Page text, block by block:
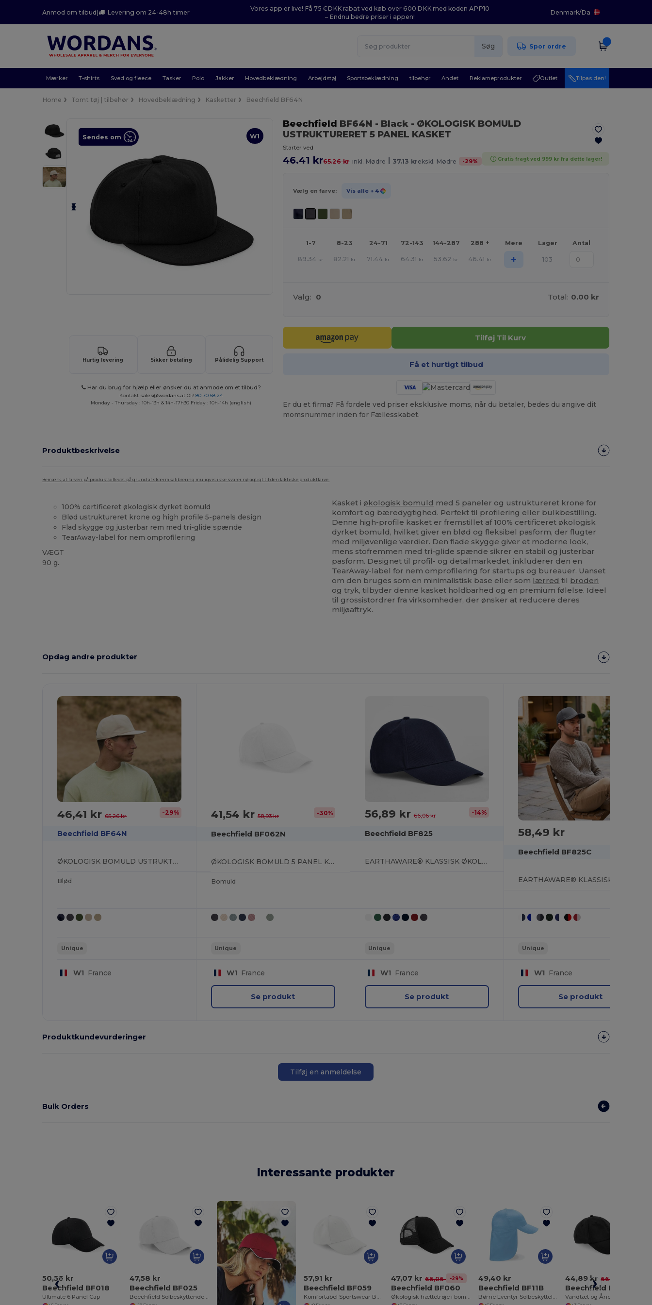
Anmod om tilbud| Levering om 24-48h timer
Vores app er live! Få 75 €DKK rabat ved køb over 600 DKK med koden APP10
– Endnu bedre priser i appen!
Denmark/Da
Søg Spor ordre
Mærker T-shirts Sved og fleece Tasker Polo Jakker Hovedbeklædning Arbejdstøj Sportsbeklædning tilbehør Andet Reklameprodukter Outlet Tilpas den!
Home Tomt tøj | tilbehør Hovedbeklædning Kasketter Beechfield BF64N
W1
Sendes om
Hurtig levering Sikker betaling Pålidelig Support
Har du brug for hjælp eller ønsker du at anmode om et tilbud?
Kontakt sales@wordans.at OR80 70 58 24
Monday - Thursday : 10h-13h & 14h-17h30 Friday : 10h-14h (english)
Beechfield BF64N - Black- ØKOLOGISK BOMULD
USTRUKTURERET 5 PANEL KASKET
Starter ved
46.41 kr65.26 kr inkl. Mødre | 37.13 krekskl. Mødre -29% Gratis fragt ved 999 kr fra dette lager!
Vælg en farve: Vis alle + 4
1-7 8-23 24-71 72-143 144-287 288 + Mere Lager Antal
89.34 kr 82.21 kr 71.44 kr 64.31 kr 53.62 kr 46.41 kr + 103
Valg: 0 Total: 0.00 kr
Tilføj Til Kurv
Få et hurtigt tilbud
Er du et firma? Få fordele ved priser eksklusive moms, når du betaler, bedes du angive dit
momsnummer inden for Fællesskabet.
Produktbeskrivelse
Bemærk, at farven på produktbilledet på grund af skærmkalibrering muligvis ikke svarer nøjagtigt til den faktiske produktfarve.
100% certificeret økologisk dyrket bomuld
Blød ustruktureret krone og high profile 5-panels design
Flad skygge og justerbar rem med tri-glide spænde
TearAway-label for nem omprofilering
VÆGT
90 g.
Kasket i økologisk bomuld med 5 paneler og ustruktureret krone for
komfort og bæredygtighed. Perfekt til profilering eller bulkbestilling.
Denne high-profile kasket er fremstillet af 100% certificeret økologisk
dyrket bomuld, hvilket giver en blød og fleksibel pasform, der flugter
med miljøvenlige værdier. Den flade skygge giver et moderne look,
mens stofremmen med tri-glide spænde sikrer en stabil og justerbar
pasform. Designet til profil- og detailmarkedet, inkluderer den en
TearAway-label for nem omprofilering for startups og bureauer. Uanset
om den bruges som en minimalistisk base eller som lærred til broderi
og tryk, tilbyder denne kasket holdbarhed og en premium følelse. Ideel
til grossistordrer fra virksomheder, der ønsker at reducere deres
miljøaftryk.
Opdag andre produkter
46,41 kr65,26 kr -29%
Beechfield BF64N
ØKOLOGISK BOMULD USTRUKTURERET 5 PANEL KASKET
Blød
Unique
W1 France
41,54 kr 58,93 kr -30%
Beechfield BF062N
ØKOLOGISK BOMULD 5 PANEL KASKET
Bomuld
Unique
W1 France
Se produkt
56,89 kr66,06 kr -14%
Beechfield BF825
EARTHAWARE® KLASSISK ØKOLOGISK BOMUL
Unique
W1 France
Se produkt
58,49 kr
Beechfield BF825C
Unique
W1 France
Se produkt
Produktkundevurderinger
Tilføj en anmeldelse
Bulk Orders
Interessante produkter
50,56 kr
Beechfield BF018
Ultimate 6 Panel Cap
47,58 kr
Beechfield BF025
Beechfield Solbeskyttende 5-Panel Kasket
57,91 kr
Beechfield BF059
Komfortabel Sportswear Baseballkasket
47,07 kr 66,06 kr-29%
Beechfield BF060
Økologisk hættetrøje i bomuld
49,40 kr
Beechfield BF11B
Børne Eventyr Solbeskyttelses Kasket
44,89 kr 66,06 kr
Beechfield BF187